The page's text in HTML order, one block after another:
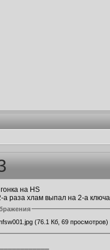
на HS
а раза хлам выпал на 2-а
(76.1 Кб, 69 просмотров)